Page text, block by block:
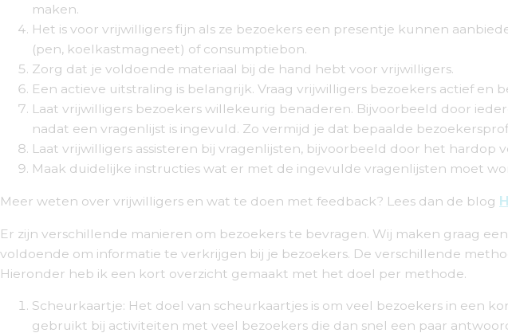
maken.
Het is voor vrijwilligers fijn als ze bezoekers een presentje kunnen
(pen, koelkastmagneet) of consumptiebon.
Zorg dat je voldoende materiaal bij de hand hebt voor vrijwilligers.
Een actieve uitstraling is belangrijk. Vraag vrijwilligers bezoekers actief
Laat vrijwilligers bezoekers willekeurig benaderen. Bijvoorbeeld door
nadat een vragenlijst is ingevuld. Zo vermijd je dat bepaalde
Laat vrijwilligers assisteren bij vragenlijsten, bijvoorbeeld door het hardop
Maak duidelijke instructies wat er met de ingevulde vragenlijsten moet
Meer weten over vrijwilligers en wat te doen met feedback? Lees dan de blog
Er zijn verschillende manieren om bezoekers te bevragen. Wij maken graag
voldoende om informatie te verkrijgen bij je bezoekers. De verschillende
Hieronder heb ik een kort overzicht gemaakt met het doel per methode.
Scheurkaartje: Het doel van scheurkaartjes is om veel bezoekers in een
gebruikt bij activiteiten met veel bezoekers die dan snel een paar